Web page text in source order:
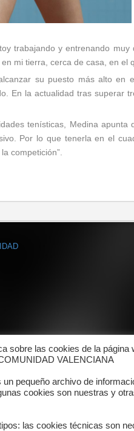
trabajando y entrenando
mi tierra, cerca de casa, en el
su puesto más alto en
En la actualidad tras superar
tenísticas, Medina
Por lo que tenerla en el
competición”.
sobre las cookies de la página
VALENCIANA
pequeño archivo de
cookies son nuestras y
las cookies técnicas son